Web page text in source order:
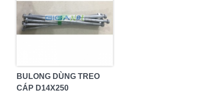
BULONG DÙNG TREO
CÁP D14X250